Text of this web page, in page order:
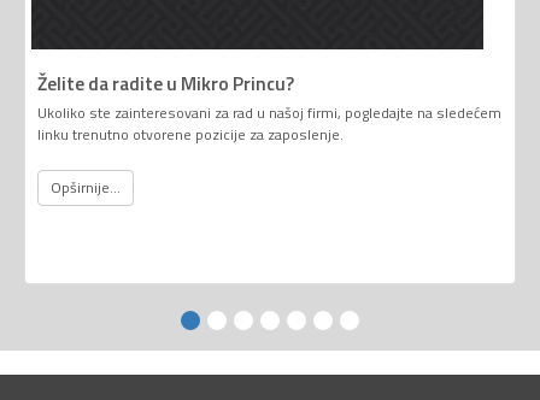
Želite da radite u Mikro Princu?
Ukoliko ste zainteresovani za rad u našoj firmi, pogledajte na sledećem
linku trenutno otvorene pozicije za zaposlenje.
Opširnije...